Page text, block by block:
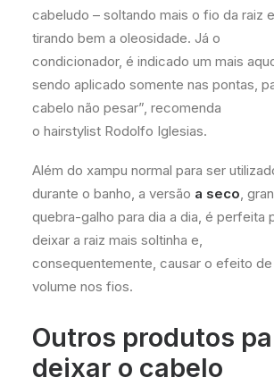
cabeludo – soltando mais o fio da raiz e
tirando bem a oleosidade. Já o
condicionador, é indicado um mais
sendo aplicado somente nas pontas,
cabelo não pesar”, recomenda
o hairstylist Rodolfo Iglesias.
Além do xampu normal para ser
durante o banho, a versão a seco,
quebra-galho para dia a dia, é perfeita
deixar a raiz mais soltinha e,
consequentemente, causar o efeito de
volume nos fios.
Outros produtos
deixar o cabelo